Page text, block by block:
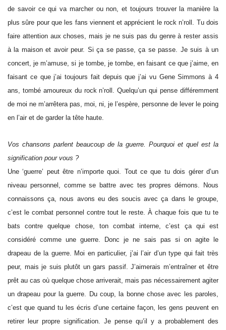
de savoir ce qui va marcher ou non, et toujours trouver la manière la
plus sûre pour que les fans viennent et apprécient le rock n’roll. Tu dois
faire attention aux choses, mais je ne suis pas du genre à rester assis
à la maison et avoir peur. Si ça se passe, ça se passe. Je suis à un
concert, je m’amuse, si je tombe, je tombe, en faisant ce que j’aime, en
faisant ce que j’ai toujours fait depuis que j’ai vu Gene Simmons à 4
ans, tombé amoureux du rock n’roll. Quelqu’un qui pense différemment
de moi ne m’arrêtera pas, moi, ni, je l’espère, personne de lever le poing
en l’air et de garder la tête haute.
Vos chansons parlent beaucoup de la guerre. Pourquoi et quel est la
signification pour vous ?
Une ‘guerre’ peut être n’importe quoi. Tout ce que tu dois gérer d’un
niveau personnel, comme se battre avec tes propres démons. Nous
connaissons ça, nous avons eu des soucis avec ça dans le groupe,
c’est le combat personnel contre tout le reste. À chaque fois que tu te
bats contre quelque chose, ton combat interne, c’est ça qui est
considéré comme une guerre. Donc je ne sais pas si on agite le
drapeau de la guerre. Moi en particulier, j’ai l’air d’un type qui fait très
peur, mais je suis plutôt un gars passif. J’aimerais m’entraîner et être
prêt au cas où quelque chose arriverait, mais pas nécessairement agiter
un drapeau pour la guerre. Du coup, la bonne chose avec les paroles,
c’est que quand tu les écris d’une certaine façon, les gens peuvent en
retirer leur propre signification. Je pense qu’il y a probablement des